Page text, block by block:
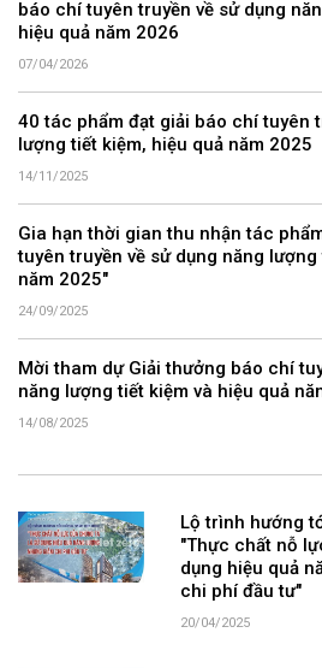
báo chí tuyên truyền về sử dụng
hiệu quả năm 2026
07/04/2026
40 tác phẩm đạt giải báo chí tuyên
lượng tiết kiệm, hiệu quả năm 2025
14/11/2025
Gia hạn thời gian thu nhận tác
tuyên truyền về sử dụng năng
năm 2025"
24/09/2025
Mời tham dự Giải thưởng báo chí
năng lượng tiết kiệm và hiệu quả
14/08/2025
Lộ trình hướng
"Thực chất nỗ
dụng hiệu quả
chi phí đầu tư"
20/04/2025